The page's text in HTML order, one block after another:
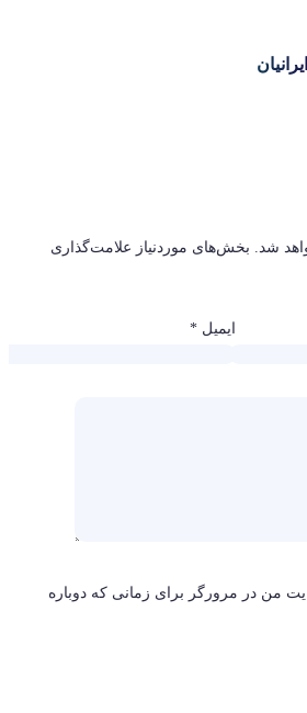
برای کسانی که می‌خواهند کمترین
شد.
بخش‌های موردنیاز علامت‌گذاری
ایمیل *
من در مرورگر برای زمانی که دوباره